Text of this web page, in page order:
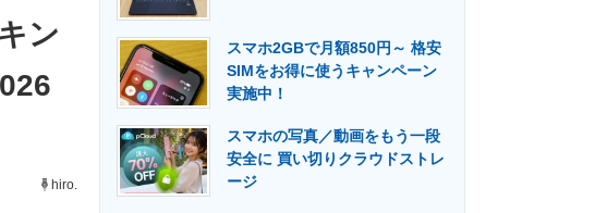
製造業のIT導入・活用を支援
エネルギーの専門メディア 建設×テクノロジーの最前線
ン
hiro.
スマホ2GBで月額850円～ 格安
SIMをお得に使うキャンペーン
実施中！
スマホの写真／動画をもう一段
安全に 買い切りクラウドストレ
ージ